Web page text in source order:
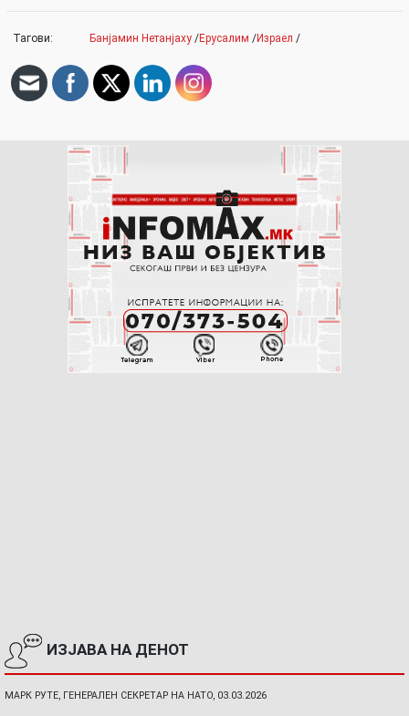
Тагови: Банјамин Нетанјаху /Ерусалим /Израел /
ИЗЈАВА НА ДЕНОТ
МАРК РУТЕ, ГЕНЕРАЛЕН СЕКРЕТАР НА НАТО, 03.03.2026